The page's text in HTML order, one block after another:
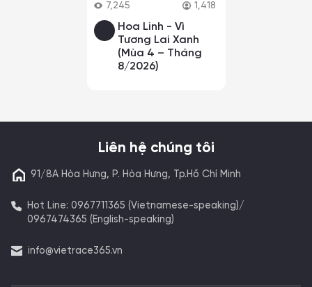
7,245 1,418
Hoa Linh - Vì
Tương Lai Xanh
(Mùa 4 – Tháng
8/2026)
Liên hệ chúng tôi
91/8A Hòa Hưng, P. Hòa Hưng, Tp.Hồ Chí Minh
Hot Line: 0967711365 (Vietnamese-speaking)/
0967474365 (English-speaking)
info@vietrace365.vn